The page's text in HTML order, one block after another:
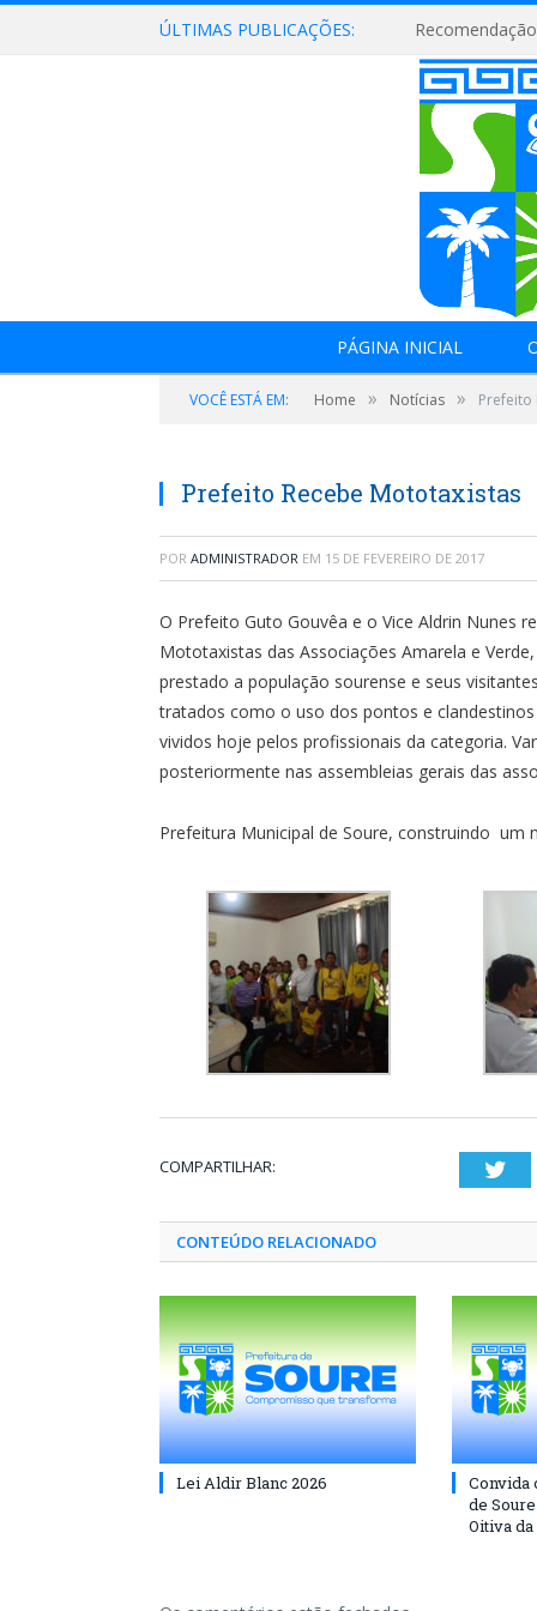
ÚLTIMAS PUBLICAÇÕES:
PÁGINA INICIAL
VOCÊ ESTÁ EM: Home » Notícias » Prefeito
Prefeito Recebe Mototaxistas
POR ADMINISTRADOR EM 15 DE FEVEREIRO DE 2017
O Prefeito Guto Gouvêa e o Vice Aldrin Nunes
Mototaxistas das Associações Amarela e
prestado a população sourense e seus
tratados como o uso dos pontos e
vividos hoje pelos profissionais da categoria.
posteriormente nas assembleias gerais das
Prefeitura Municipal de Soure, construindo um
COMPARTILHAR:
CONTEÚDO RELACIONADO
Lei Aldir Blanc 2026
Convida
de
Oitiva